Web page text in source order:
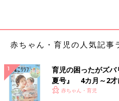
■ひとりっこの早生まれで不安も
「うちはひとりっこの早生まれ
もありますが、今のところ問題
入園しましたが、1カ月くらい
です。トイレトレーニングや生
赤ちゃん・育児の人気記事
育児の困ったがズ
夏号』 4カ月～2才
いっぱい！
赤ちゃん・育児